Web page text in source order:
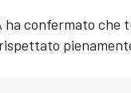
confermato che